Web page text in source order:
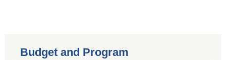
Budget and Program